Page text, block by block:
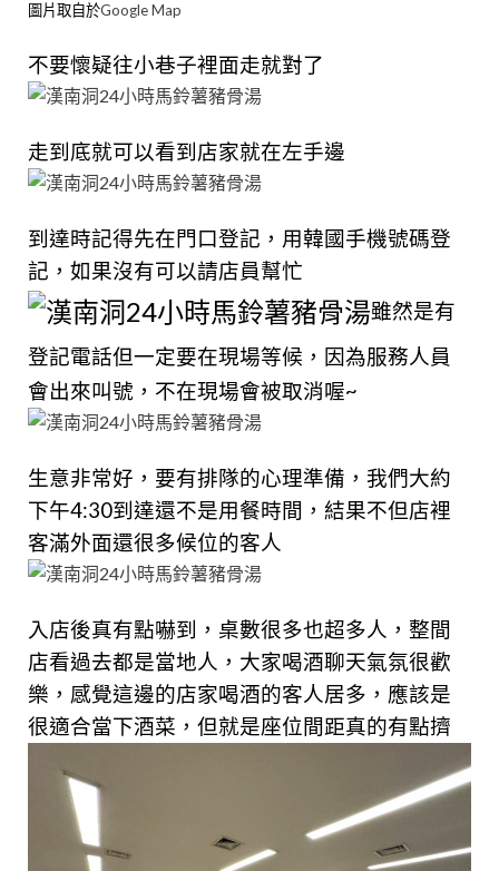
圖片取自於Google Map
不要懷疑往小巷子裡面走就對了
走到底就可以看到店家就在左手邊
到達時記得先在門口登記，用韓國手機號碼登
記，如果沒有可以請店員幫忙
雖然是有
登記電話但一定要在現場等候，因為服務人員
會出來叫號，不在現場會被取消喔~
生意非常好，要有排隊的心理準備，我們大約
下午4:30到達還不是用餐時間，結果不但店裡
客滿外面還很多候位的客人
入店後真有點嚇到，桌數很多也超多人，整間
店看過去都是當地人，大家喝酒聊天氣氛很歡
樂，感覺這邊的店家喝酒的客人居多，應該是
很適合當下酒菜，但就是座位間距真的有點擠